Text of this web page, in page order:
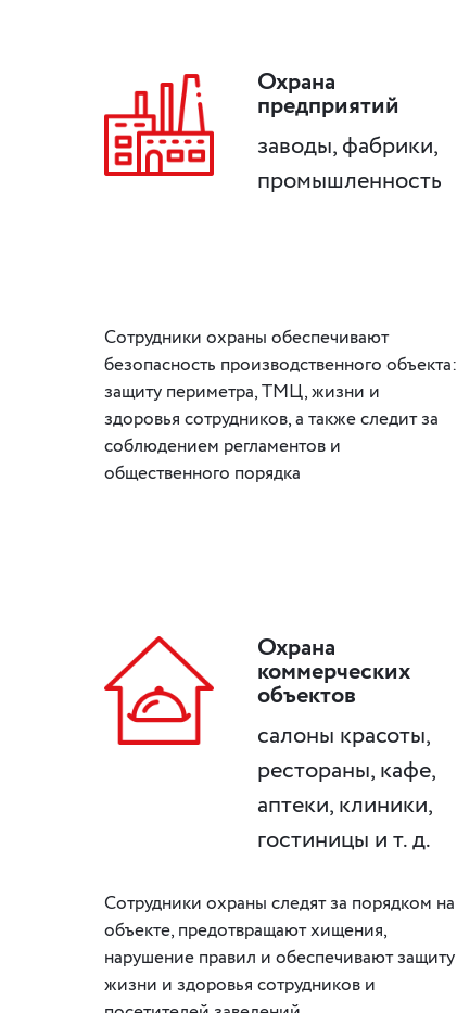
Охрана
предприятий
заводы, фабрики,
промышленность
Сотрудники охраны обеспечивают
безопасность производственного объекта:
защиту периметра, ТМЦ, жизни и
здоровья сотрудников, а также следит за
соблюдением регламентов и
общественного порядка
Охрана
коммерческих
объектов
салоны красоты,
рестораны, кафе,
аптеки, клиники,
гостиницы и т. д.
Сотрудники охраны следят за порядком на
объекте, предотвращают хищения,
нарушение правил и обеспечивают защиту
жизни и здоровья сотрудников и